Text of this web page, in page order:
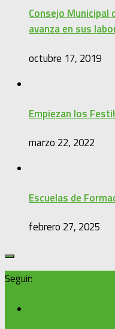
Consejo Municipal
avanza en sus
octubre 17, 2019
Empiezan los
marzo 22, 2022
Escuelas de
febrero 27, 2025
Seguir: